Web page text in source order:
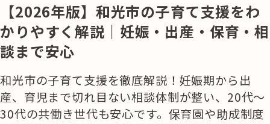
【2026年版】和光市の子育て支援をわ
かりやすく解説｜妊娠・出産・保育・相
談まで安心
和光市の子育て支援を徹底解説！妊娠期から出
産、育児まで切れ目ない相談体制が整い、20代〜
30代の共働き世代も安心です。保育園や助成制度